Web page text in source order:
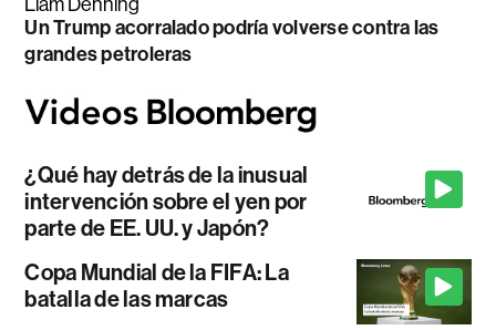
Un Trump acorralado podría volverse contra las
grandes petroleras
¿Qué hay detrás de la inusual
intervención sobre el yen por
parte de EE. UU. y Japón?
Copa Mundial de la FIFA: La
batalla de las marcas